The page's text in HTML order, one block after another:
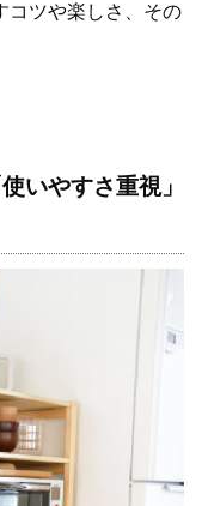
コツや楽しさ、その
いやすさ重視」